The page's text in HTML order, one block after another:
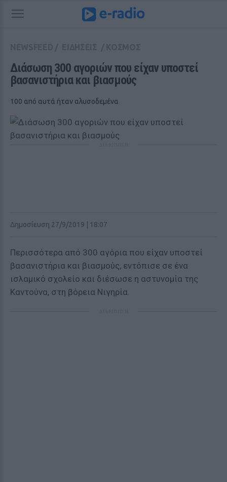
Διάσωση 300 αγοριών που είχαν υποστεί
βασανιστήρια και βιασμούς
100 από αυτά ήταν αλυσοδεμένα
Δημοσίευση 27/9/2019 | 18:07
Περισσότερα από 300 αγόρια που είχαν υποστεί
βασανιστήρια και βιασμούς, εντόπισε σε ένα
ισλαμικό σχολείο και διέσωσε η αστυνομία της
Καντούνα, στη βόρεια Νιγηρία.